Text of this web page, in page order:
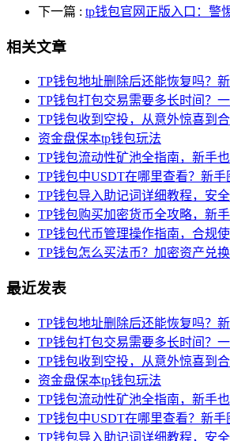
下一篇 : tp钱包官网正版入口：警
相关文章
TP钱包地址删除后还能恢复吗？
TP钱包打包交易需要多长时间？
TP钱包收到空投，从意外惊喜到
资金盘保本tp钱包玩法
TP钱包流动性矿池全指南，新手
TP钱包中USDT在哪里查看？新手
TP钱包导入助记词详细教程，安
TP钱包购买加密货币全攻略，新
TP钱包代币管理操作指南，合规
TP钱包怎么买法币？加密资产兑
最近发表
TP钱包地址删除后还能恢复吗？
TP钱包打包交易需要多长时间？
TP钱包收到空投，从意外惊喜到
资金盘保本tp钱包玩法
TP钱包流动性矿池全指南，新手
TP钱包中USDT在哪里查看？新手
TP钱包导入助记词详细教程，安